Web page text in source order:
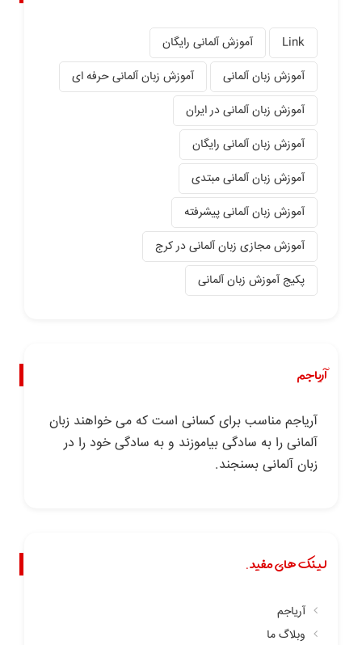
Link
آموزش آلمانی رایگان
آموزش زبان آلمانی
آموزش زبان آلمانی حرفه ای
آموزش زبان آلمانی در ایران
آموزش زبان آلمانی رایگان
آموزش زبان آلمانی مبتدی
آموزش زبان آلمانی پیشرفته
آموزش مجازی زبان آلمانی در کرج
پکیج آموزش زبان آلمانی
آریاجم
آریاجم مناسب برای کسانی است که می خواهند زبان
آلمانی را به سادگی بیاموزند و به سادگی خود را در
زبان آلمانی بسنجند.
لینک های مفید.
آریاجم
وبلاگ ما